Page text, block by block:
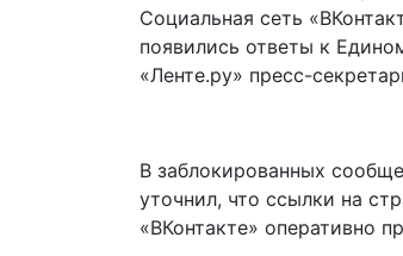
Социальная сеть
появились ответы к
«Ленте.ру» пресс-
В заблокированных
уточнил, что ссылки на
«ВКонтакте» оперативно